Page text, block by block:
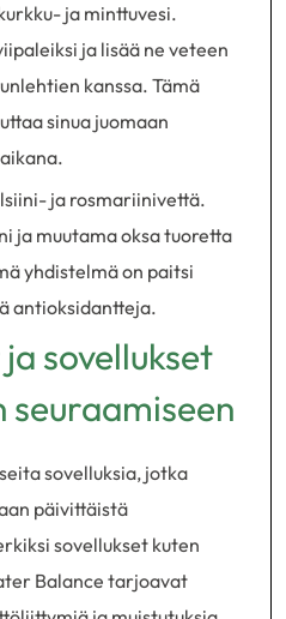
ja minttuvesi.
ja lisää ne veteen
kanssa. Tämä
sinua juomaan
ja rosmariinivettä.
ja muutama oksa tuoretta
yhdistelmä on paitsi
antioksidantteja.
sovellukset
seuraamiseen
sovelluksia, jotka
päivittäistä
sovellukset kuten
Balance tarjoavat